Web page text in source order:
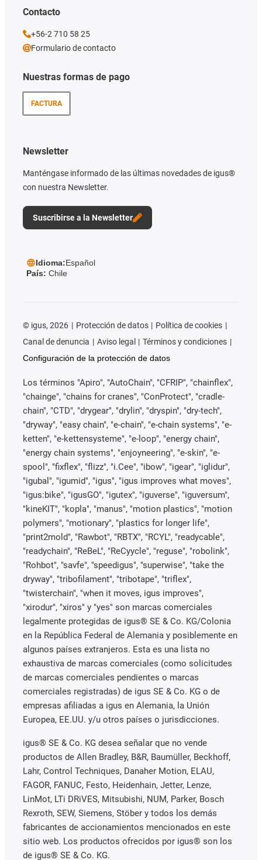
Nuestras formas de pago
FACTURA
Newsletter
Manténgase informado de las últimas novedades de igus®
con nuestra Newsletter.
Suscribirse a la Newsletter
Contacto
+56-2 710 58 25
Formulario de contacto
Idioma:Español
País: Chile
© igus, 2026 Protección de datos
Política de cookies
Canal de denuncia
Aviso legal
Términos y condiciones
Configuración de la protección de datos
Los términos "Apiro", "AutoChain", "CFRIP", "chainflex",
"chainge", "chains for cranes", "ConProtect", "cradle-
chain", "CTD", "drygear", "drylin", "dryspin", "dry-tech",
"dryway", "easy chain", "e-chain", "e-chain systems", "e-
ketten", "e-kettensysteme", "e-loop", "energy chain",
"energy chain systems", "enjoyneering", "e-skin", "e-
spool", "fixflex", "flizz", "i.Cee", "ibow", "igear", "iglidur",
"igubal", "igumid", "igus", "igus improves what moves",
"igus:bike", "igusGO", "igutex", "iguverse", "iguversum",
"kineKIT", "kopla", "manus", "motion plastics", "motion
polymers", "motionary", "plastics for longer life",
"print2mold", "Rawbot", "RBTX", "RCYL", "readycable",
"readychain", "ReBeL", "ReCyycle", "reguse", "robolink",
"Rohbot", "savfe", "speedigus", "superwise", "take the
dryway", "tribofilament", "tribotape", "triflex",
"twisterchain", "when it moves, igus improves",
"xirodur", "xiros" y "yes" son marcas comerciales
legalmente protegidas de igus® SE & Co. KG/Colonia
en la República Federal de Alemania y posiblemente en
algunos países extranjeros. Esta es una lista no
exhaustiva de marcas comerciales (como solicitudes
de marcas comerciales pendientes o marcas
comerciales registradas) de igus SE & Co. KG o de
empresas afiliadas a igus en Alemania, la Unión
Europea, EE.UU. y/u otros países o jurisdicciones.
igus® SE & Co. KG desea señalar que no vende
productos de Allen Bradley, B&R, Baumüller, Beckhoff,
Lahr, Control Techniques, Danaher Motion, ELAU,
FAGOR, FANUC, Festo, Heidenhain, Jetter, Lenze,
LinMot, LTi DRiVES, Mitsubishi, NUM, Parker, Bosch
Rexroth, SEW, Siemens, Stöber y todos los demás
fabricantes de accionamientos mencionados en este
sitio web. Los productos ofrecidos por igus® son los
de igus® SE & Co. KG.